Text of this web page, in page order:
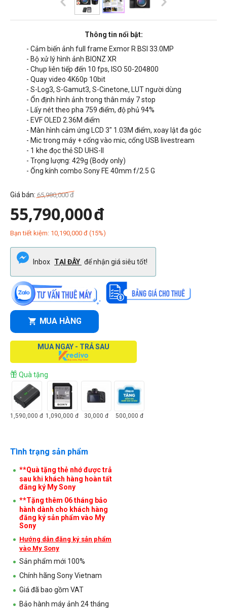
Thông tin nổi bật:
- Cảm biến ảnh full frame Exmor R BSI 33.0MP
- Bộ xử lý hình ảnh BIONZ XR
- Chụp liên tiếp đến 10 fps, ISO 50-204800
- Quay video 4K60p 10bit
- S-Log3, S-Gamut3, S-Cinetone, LUT người dùng
- Ổn định hình ảnh trong thân máy 7 stop
- Lấy nét theo pha 759 điểm, độ phủ 94%
- EVF OLED 2.36M điểm
- Màn hình cảm ứng LCD 3" 1.03M điểm, xoay lật đa góc
- Mic trong máy + cổng vào mic, cổng USB livestream
- 1 khe đọc thẻ SD UHS-II
- Trọng lượng: 429g (Body only)
- Ống kính combo Sony FE 40mm f/2.5 G
Giá bán: 65,980,000 đ
55,790,000đ
Bạn tiết kiệm: 10,190,000 đ (15%)
Inbox TẠI ĐÂY để nhận giá siêu tốt!
MUA HÀNG
MUA NGAY - TRẢ SAU
Quà tặng
1,590,000 đ 1,090,000 đ 30,000 đ 500,000 đ
Tình trạng sản phẩm
**Quà tặng thẻ nhớ được trả
sau khi khách hàng hoàn tất
đăng ký My Sony
**Tặng thêm 06 tháng bảo
hành dành cho khách hàng
đăng ký sản phẩm vào My
Sony
Hướng dẫn đăng ký sản phẩm
vào My Sony
Sản phẩm mới 100%
Chính hãng Sony Vietnam
Giá đã bao gồm VAT
Bảo hành máy ảnh 24 tháng